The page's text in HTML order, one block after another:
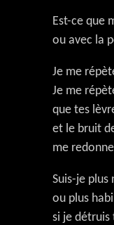
Est-ce que
ou avec la
Je me
Je me
que tes
et le bruit
me
Suis-je plus
ou plus
si je détruis